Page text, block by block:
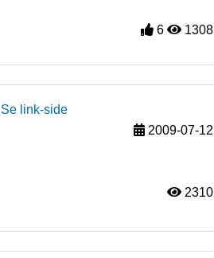
6 1308
Se link-side
2009-07-12
2310